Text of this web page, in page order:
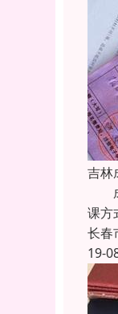
吉林
成
课方
长春
19-